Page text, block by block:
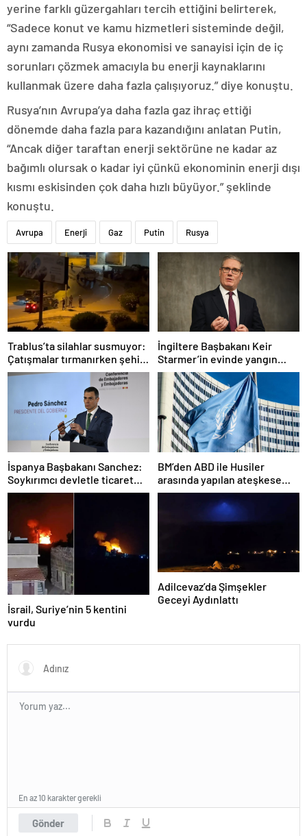
yerine farklı güzergahları tercih ettiğini belirterek,
“Sadece konut ve kamu hizmetleri sisteminde değil,
aynı zamanda Rusya ekonomisi ve sanayisi için de iç
sorunları çözmek amacıyla bu enerji kaynaklarını
kullanmak üzere daha fazla çalışıyoruz.” diye konuştu.
Rusya’nın Avrupa’ya daha fazla gaz ihraç ettiği
dönemde daha fazla para kazandığını anlatan Putin,
“Ancak diğer taraftan enerji sektörüne ne kadar az
bağımlı olursak o kadar iyi çünkü ekonominin enerji dışı
kısmı eskisinden çok daha hızlı büyüyor.” şeklinde
konuştu.
Avrupa Enerji Gaz Putin Rusya
Trablus’ta silahlar susmuyor:
Çatışmalar tırmanırken şehir
alarmda
İngiltere Başbakanı Keir
Starmer’in evinde yangın
çıktı
İspanya Başbakanı Sanchez:
Soykırımcı devletle ticaret
yapmayız
BM’den ABD ile Husiler
arasında yapılan ateşkese
ilişkin değerlendirme
İsrail, Suriye’nin 5 kentini
vurdu
Adilcevaz’da Şimşekler
Geceyi Aydınlattı
Gönder
En az 10 karakter gerekli